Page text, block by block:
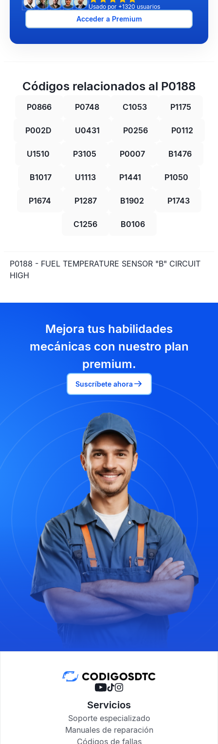
Usado por +1320 usuarios
Acceder a Premium
Códigos relacionados al P0188
P0866 P0748 C1053 P1175
P002D U0431 P0256 P0112
U1510 P3105 P0007 B1476
B1017 U1113 P1441 P1050
P1674 P1287 B1902 P1743
C1256 B0106
P0188 - FUEL TEMPERATURE SENSOR "B" CIRCUIT
HIGH
Mejora tus habilidades
mecánicas con nuestro plan
premium.
Suscríbete ahora
Servicios
Soporte especializado
Manuales de reparación
Códigos de fallas